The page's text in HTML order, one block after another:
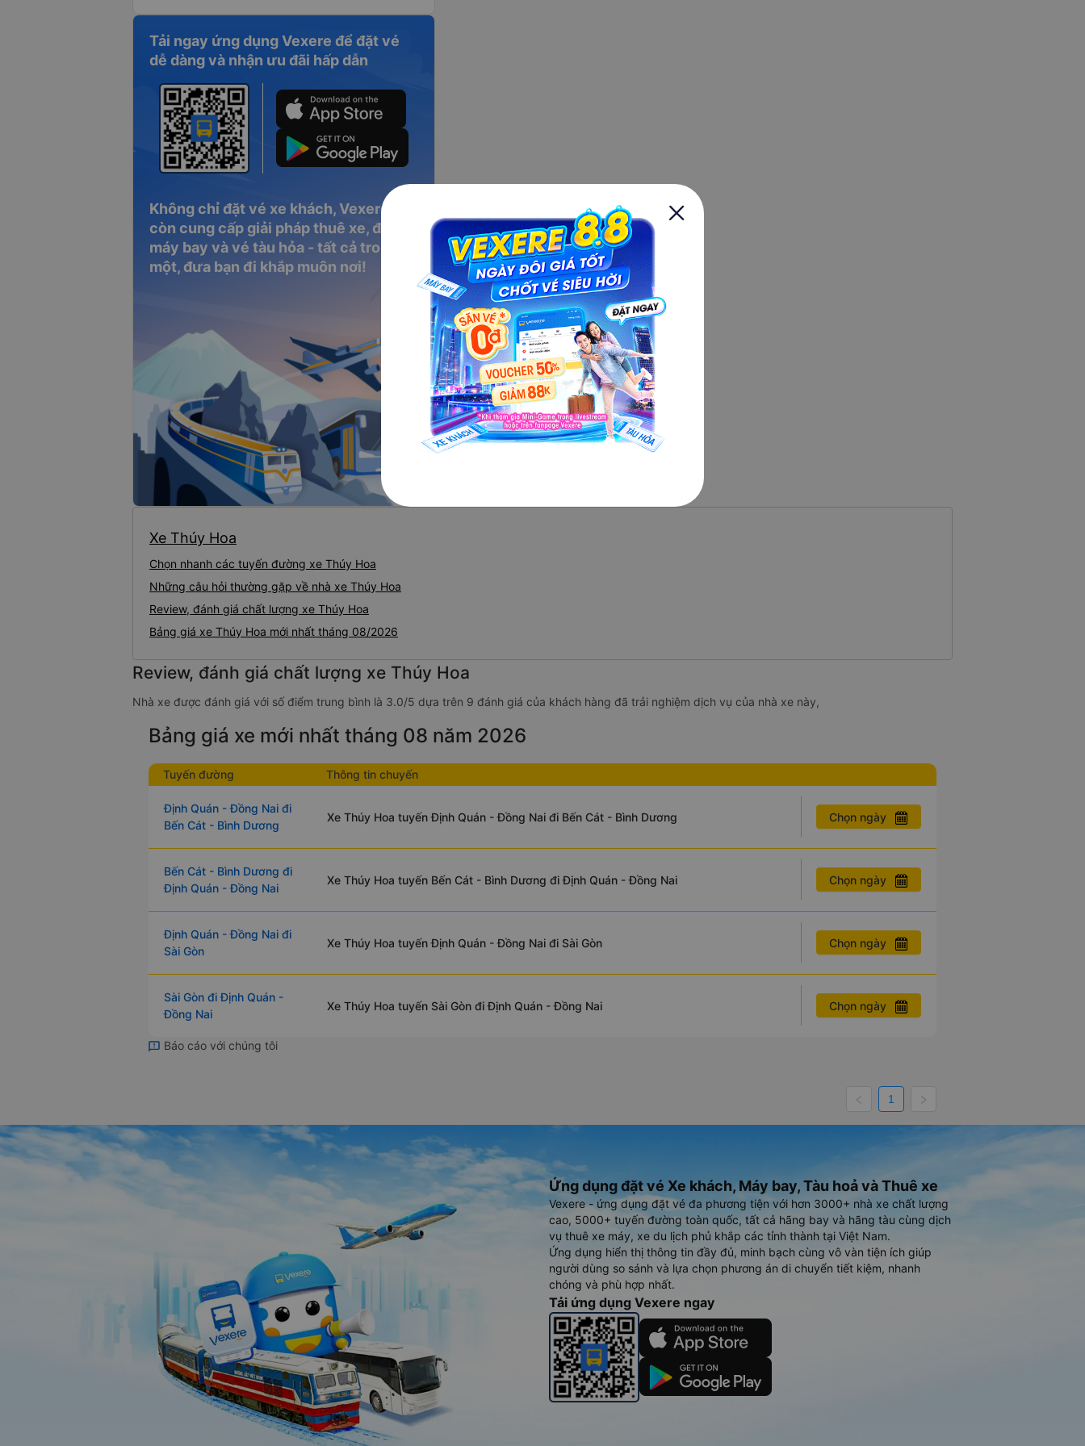
Tải ngay ứng dụng Vexere để đặt vé
dễ dàng và nhận ưu đãi hấp dẫn
Không chỉ đặt vé xe khách, Vexere
còn cung cấp giải pháp thuê xe, đặt vé
máy bay và vé tàu hỏa - tất cả trong
một, đưa bạn đi khắp muôn nơi!
Xe Thúy Hoa
Chọn nhanh các tuyến đường xe Thúy Hoa
Những câu hỏi thường gặp về nhà xe Thúy Hoa
Review, đánh giá chất lượng xe Thúy Hoa
Bảng giá xe Thúy Hoa mới nhất tháng 08/2026
Review, đánh giá chất lượng xe Thúy Hoa
Nhà xe được đánh giá với số điểm trung bình là 3.0/5 dựa trên 9 đánh giá của khách hàng đã trải nghiệm dịch vụ của nhà xe này,
Bảng giá xe mới nhất tháng 08 năm 2026
Tuyến đường Thông tin chuyến
Định Quán - Đồng Nai đi
Bến Cát - Bình Dương
Xe Thúy Hoa tuyến Định Quán - Đồng Nai đi Bến Cát - Bình Dương Chọn ngày
Bến Cát - Bình Dương đi
Định Quán - Đồng Nai
Xe Thúy Hoa tuyến Bến Cát - Bình Dương đi Định Quán - Đồng Nai Chọn ngày
Định Quán - Đồng Nai đi
Sài Gòn
Xe Thúy Hoa tuyến Định Quán - Đồng Nai đi Sài Gòn Chọn ngày
Sài Gòn đi Định Quán -
Đồng Nai
Xe Thúy Hoa tuyến Sài Gòn đi Định Quán - Đồng Nai Chọn ngày
Báo cáo với chúng tôi
1
Ứng dụng đặt vé Xe khách, Máy bay, Tàu hoả và Thuê xe
Vexere - ứng dụng đặt vé đa phương tiện với hơn 3000+ nhà xe chất lượng
cao, 5000+ tuyến đường toàn quốc, tất cả hãng bay và hãng tàu cùng dịch
vụ thuê xe máy, xe du lịch phủ khắp các tỉnh thành tại Việt Nam.
Ứng dụng hiển thị thông tin đầy đủ, minh bạch cùng vô vàn tiện ích giúp
người dùng so sánh và lựa chọn phương án di chuyển tiết kiệm, nhanh
chóng và phù hợp nhất.
Tải ứng dụng Vexere ngay